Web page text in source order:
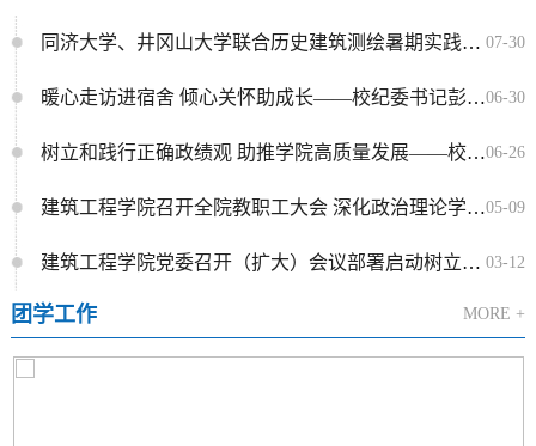
07-30
同济大学、井冈山大学联合历史建筑测绘暑期实践活动圆满收官
06-30
暖心走访进宿舍 倾心关怀助成长——校纪委书记彭西洪深入建筑工程学院学生宿舍走访调研
06-26
树立和践行正确政绩观 助推学院高质量发展——校党委常委、纪委书记彭西洪深入学院开展专题党课学习
05-09
建筑工程学院召开全院教职工大会 深化政治理论学习 筑牢师德师风根基
03-12
建筑工程学院党委召开（扩大）会议部署启动树立和践行正确政绩观学习教育工作
团学工作 MORE +